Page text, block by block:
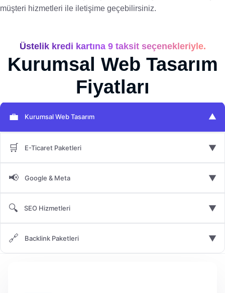
müşteri hizmetleri ile iletişime geçebilirsiniz.
Üstelik kredi kartına 9 taksit seçenekleriyle.
Kurumsal Web Tasarım
Fiyatları
💼 Kurumsal Web Tasarım ▼
🛒 E-Ticaret Paketleri ▼
📢 Google & Meta ▼
🔍 SEO Hizmetleri ▼
🔗 Backlink Paketleri ▼